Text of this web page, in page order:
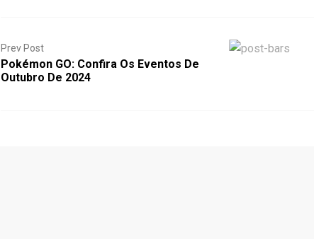
Prev Post
Pokémon GO: Confira Os Eventos De
Outubro De 2024